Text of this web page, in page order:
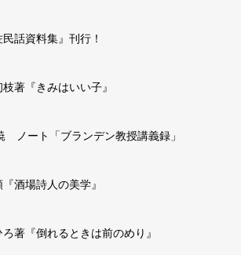
話資料集』刊行！
著『きみはいい子』
ノート「ブランデン教授講義録」
酒場詩人の美学』
ろ著『倒れるときは前のめり』